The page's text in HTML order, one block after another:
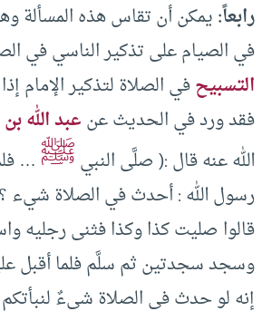
رابعاً:يمكن أن تقاس هذه المسألة
في الصيام على تذكير الناسي في
التسبيحفي الصلاة لتذكير الإمام
فقد ورد في الحديث عنعبد الله
الله عنه قال :( صلَّى النبيﷺ …
رسول الله : أحدث في الصلاة شيء
قالوا صليت كذا وكذا فثنى رجليه
وسجد سجدتين ثم سلَّم فلما أقبل
إنه لو حدث في الصلاة شيءٌ لنبأتكم